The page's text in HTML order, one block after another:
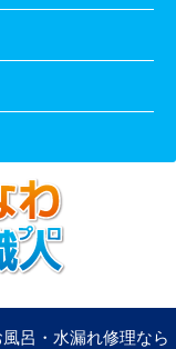
呂・水漏れ修理なら